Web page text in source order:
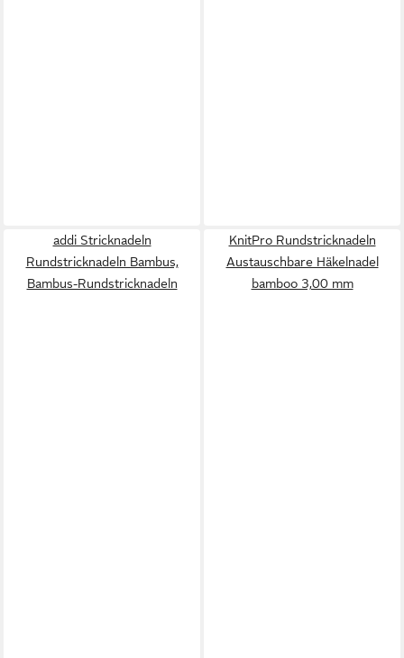
addi Stricknadeln
Rundstricknadeln Bambus,
Bambus-Rundstricknadeln
KnitPro Rundstricknadeln
Austauschbare Häkelnadel
bamboo 3,00 mm